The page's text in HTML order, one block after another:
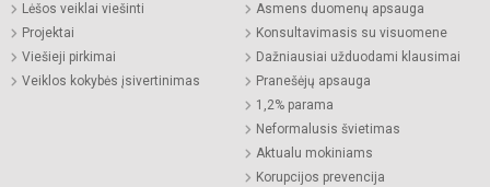
Lėšos veiklai viešinti
Projektai
Viešieji pirkimai
Veiklos kokybės įsivertinimas
Asmens duomenų apsauga
Konsultavimasis su visuomene
Dažniausiai užduodami klausimai
Pranešėjų apsauga
1,2% parama
Neformalusis švietimas
Aktualu mokiniams
Korupcijos prevencija